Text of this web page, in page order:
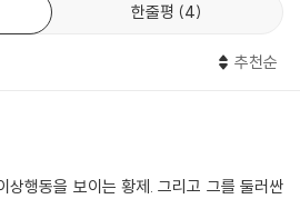
한줄평 4
추천순
상행동을 보이는 황제. 그리고 그를 둘러싼